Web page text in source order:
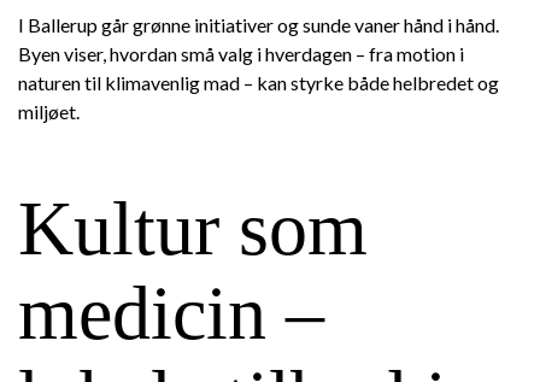
I Ballerup går grønne initiativer og sunde vaner hånd i hånd.
Byen viser, hvordan små valg i hverdagen – fra motion i
naturen til klimavenlig mad – kan styrke både helbredet og
miljøet.
Kultur som
medicin –